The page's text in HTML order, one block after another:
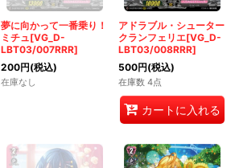
夢に向かって一番乗り！
ミチュ[VG_D-
LBT03/007RRR]
200円(税込)
在庫なし
アドラブル・シューター
クランフェリエ[VG_D-
LBT03/008RRR]
500円(税込)
在庫数 4点
カートに入れる